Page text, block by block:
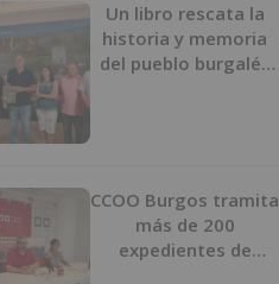
Un libro rescata la
historia y memoria
del pueblo burgalés
CCOO Burgos tramita
más de 200
expedientes de